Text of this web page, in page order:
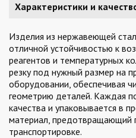
Характеристики и
Изделия из нержавеющей
отличной устойчивостью к
реагентов и температурных
резку под нужный размер на
оборудовании, обеспечивая
геометрию деталей. Каждая
качества и упаковывается в
материал, предотвращающий
транспортировке.